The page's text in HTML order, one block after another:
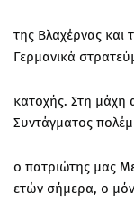
της Βλαχέρνας
Γερμανικά
κατοχής. Στη μάχη
Συντάγματος
ο πατριώτης μας
ετών σήμερα, ο